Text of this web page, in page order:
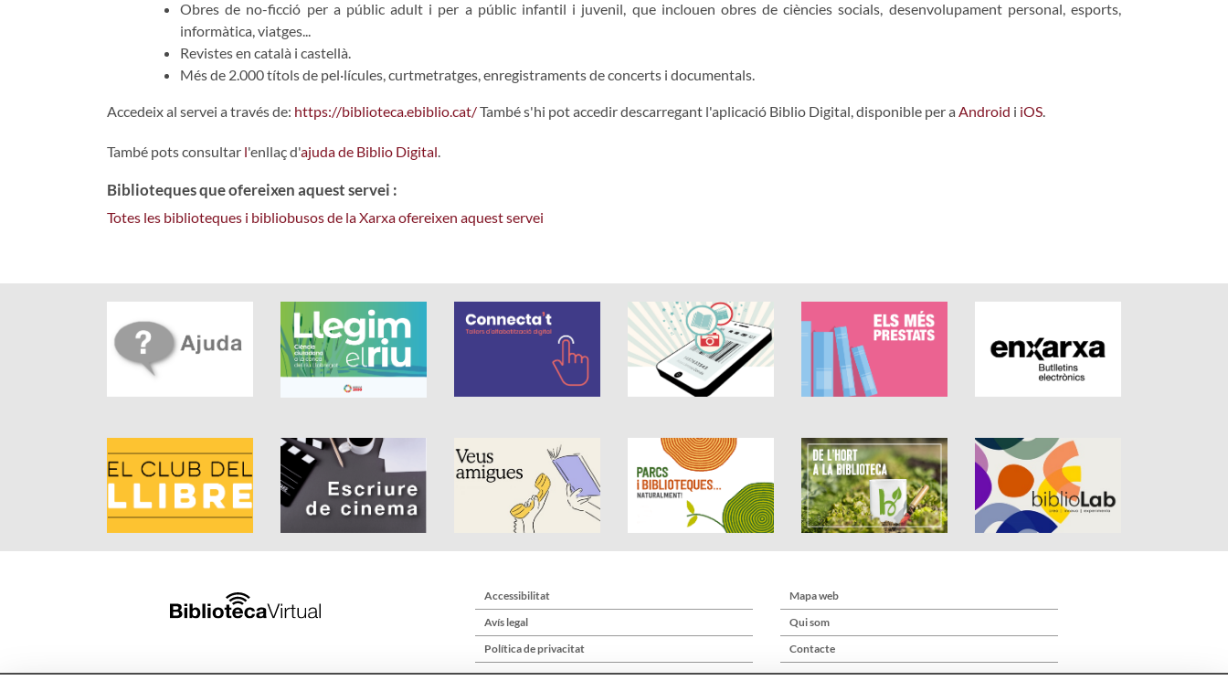
Obres de no-ficció per a públic adult i per a públic infantil i juvenil, que inclouen obres de ciències socials, desenvolupament personal, esports,
informàtica, viatges...
Revistes en català i castellà.
Més de 2.000 títols de pel·lícules, curtmetratges, enregistraments de concerts i documentals.
Accedeix al servei a través de: https://biblioteca.ebiblio.cat/També s'hi pot accedir descarregant l'aplicació Biblio Digital, disponible per a Android i iOS.
També pots consultar l'enllaç d'ajuda de Biblio Digital.
Biblioteques que ofereixen aquest servei :
Totes les biblioteques i bibliobusos de la Xarxa ofereixen aquest servei
Accessibilitat
Avís legal
Política de privacitat
Mapa web
Qui som
Contacte